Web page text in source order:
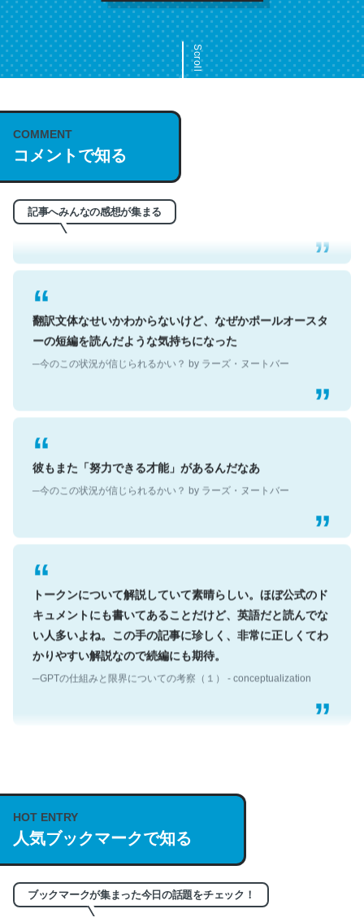
Scroll
COMMENT
コメントで知る
記事へみんなの感想が集まる
これは名文。彼はとてもクレバーなんだろうなと凄く思
う。英語少しでも読める人は原文もお勧め。自分はこの流
れ好き。Let’s Fucking Go. Then Covid hit. Shit.
─今のこの状況が信じられるかい？ by ラーズ・ヌートバー
翻訳文体なせいかわからないけど、なぜかポールオースタ
ーの短編を読んだような気持ちになった
─今のこの状況が信じられるかい？ by ラーズ・ヌートバー
彼もまた「努力できる才能」があるんだなあ
─今のこの状況が信じられるかい？ by ラーズ・ヌートバー
トークンについて解説していて素晴らしい。ほぼ公式のド
キュメントにも書いてあることだけど、英語だと読んでな
い人多いよね。この手の記事に珍しく、非常に正しくてわ
かりやすい解説なので続編にも期待。
─GPTの仕組みと限界についての考察（１） - conceptualization
説してる記事が少ないので貴重な良記事。/続編来た
https://isobe324649.hatenablog.com/entry/2023/03/27
/064121
─GPTの仕組みと限界についての考察（１） - conceptualization
HOT ENTRY
人気ブックマークで知る
ブックマークが集まった今日の話題をチェック！